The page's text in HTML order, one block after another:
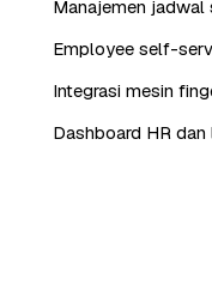
Manajemen
Employee self-
Integrasi mesin
Dashboard HR